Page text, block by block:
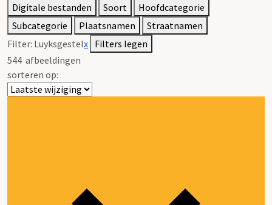
Digitale bestanden
Soort
Hoofdcategorie
Subcategorie
Plaatsnamen
Straatnamen
Filter: Luyksgestelx Filters legen
544 afbeeldingen
sorteren op: